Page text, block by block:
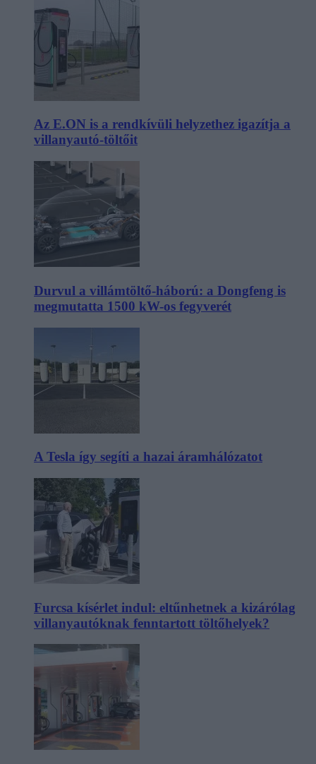
Az E.ON is a rendkívüli helyzethez igazítja a
villanyautó-töltőit
Durvul a villámtöltő-háború: a Dongfeng is
megmutatta 1500 kW-os fegyverét
A Tesla így segíti a hazai áramhálózatot
Furcsa kísérlet indul: eltűnhetnek a kizárólag
villanyautóknak fenntartott töltőhelyek?